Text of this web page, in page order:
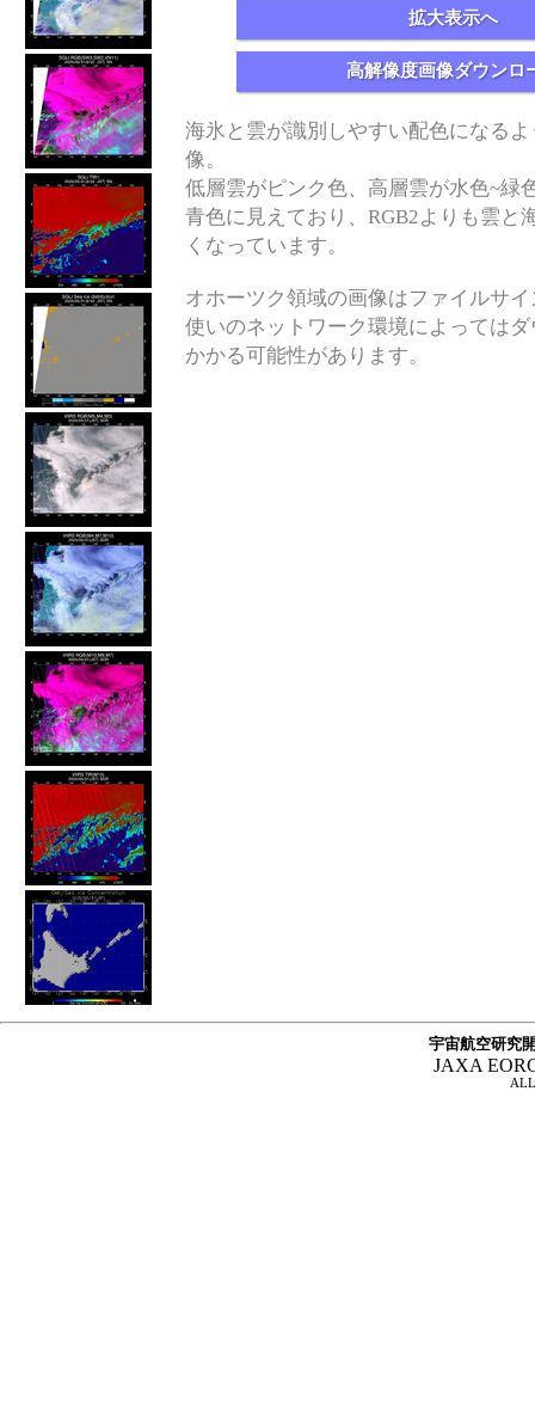
拡大表示へ
高解像度画像ダウンロ
海氷と雲が識別しやすい配色になる
像。
低層雲がピンク色、高層雲が水色~緑
青色に見えており、RGB2よりも雲と
くなっています。
オホーツク領域の画像はファイルサ
使いのネットワーク環境によっては
かかる可能性があります。
宇宙航空研究
JAXA